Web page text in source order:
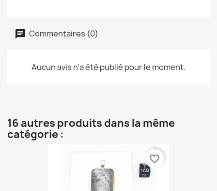
Commentaires (0)
Aucun avis n'a été publié pour le moment.
16 autres produits dans la même
catégorie :
favorite_border